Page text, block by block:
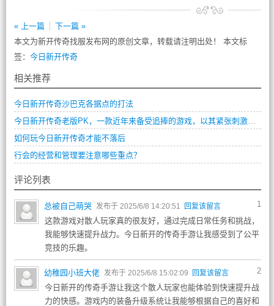
« 上一篇
下一篇 »
本文为新开传奇找服发布网的原创文章，转载请注明出处！ 本文标
签： 今日新开传奇
相关推荐
今日新开传奇沙巴克各据点的打法
今日新开传奇老版PK，一款近年来备受追捧的游戏，以其紧张刺激的战斗和深厚的游戏体验深受玩家们的青睐
如何玩今日新开传奇才能不落后
行会的经营和管理要注意哪些重点？
评论列表
1
总被自己萌哭 发布于 2025/6/8 14:20:51 回复该留言
这款游戏对散人玩家真的很友好，通过完成日常任务和挑战，
我能够快速提升战力。今日新开的传奇手游让我感受到了公平
竞技的乐趣。
2
幼稚园小班大佬 发布于 2025/6/8 15:02:09 回复该留言
今日新开的传奇手游让我这个散人玩家也能体验到快速提升战
力的快感。游戏内的装备升级系统让我能够根据自己的喜好和